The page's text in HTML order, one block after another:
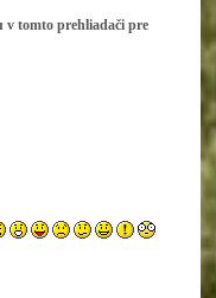
v tomto prehliadači pre